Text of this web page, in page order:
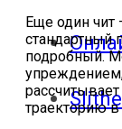
Еще один чит
стандартный
подробный.
траекторию